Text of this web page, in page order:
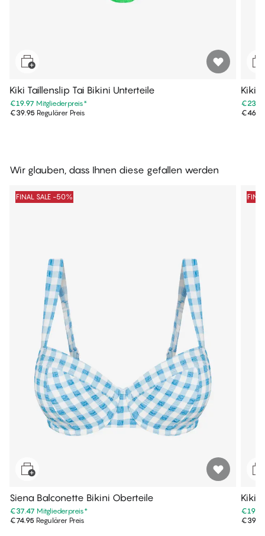
Kiki Taillenslip Tai Bikini Unterteile
€19.97 Mitgliederpreis*
€39.95 Regulärer Preis
Kiki
Wir glauben, dass Ihnen diese gefallen werden
FINAL SALE -50%
Siena Balconette Bikini Oberteile
€37.47 Mitgliederpreis*
€74.95 Regulärer Preis
Kiki
€19.97